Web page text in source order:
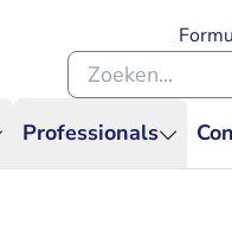
Professionals
Zoeken binnen de